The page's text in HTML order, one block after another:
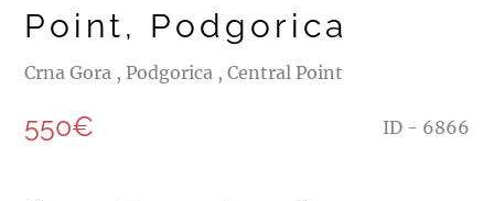
Point, Podgorica
Crna Gora , Podgorica , Central Point
550€ ID - 6866